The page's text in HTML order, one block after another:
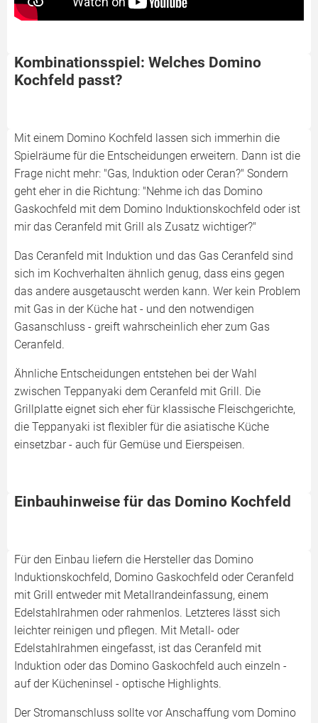
Kombinationsspiel: Welches Domino
Kochfeld passt?
Mit einem Domino Kochfeld lassen sich immerhin die
Spielräume für die Entscheidungen erweitern. Dann ist die
Frage nicht mehr: "Gas, Induktion oder Ceran?" Sondern
geht eher in die Richtung: "Nehme ich das Domino
Gaskochfeld mit dem Domino Induktionskochfeld oder ist
mir das Ceranfeld mit Grill als Zusatz wichtiger?"
Das Ceranfeld mit Induktion und das Gas Ceranfeld sind
sich im Kochverhalten ähnlich genug, dass eins gegen
das andere ausgetauscht werden kann. Wer kein Problem
mit Gas in der Küche hat - und den notwendigen
Gasanschluss - greift wahrscheinlich eher zum Gas
Ceranfeld.
Ähnliche Entscheidungen entstehen bei der Wahl
zwischen Teppanyaki dem Ceranfeld mit Grill. Die
Grillplatte eignet sich eher für klassische Fleischgerichte,
die Teppanyaki ist flexibler für die asiatische Küche
einsetzbar - auch für Gemüse und Eierspeisen.
Einbauhinweise für das Domino Kochfeld
Für den Einbau liefern die Hersteller das Domino
Induktionskochfeld, Domino Gaskochfeld oder Ceranfeld
mit Grill entweder mit Metallrandeinfassung, einem
Edelstahlrahmen oder rahmenlos. Letzteres lässt sich
leichter reinigen und pflegen. Mit Metall- oder
Edelstahlrahmen eingefasst, ist das Ceranfeld mit
Induktion oder das Domino Gaskochfeld auch einzeln -
auf der Kücheninsel - optische Highlights.
Der Stromanschluss sollte vor Anschaffung vom Domino